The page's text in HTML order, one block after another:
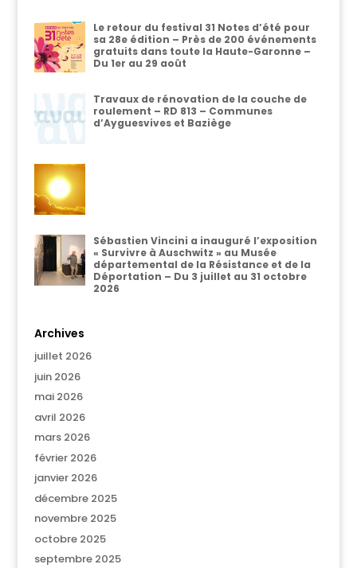
Le retour du festival 31 Notes d’été pour
sa 28e édition – Près de 200 événements
gratuits dans toute la Haute-Garonne –
Du 1er au 29 août
Travaux de rénovation de la couche de
roulement – RD 813 – Communes
d’Ayguesvives et Baziège
Sébastien Vincini a inauguré l’exposition
« Survivre à Auschwitz » au Musée
départemental de la Résistance et de la
Déportation – Du 3 juillet au 31 octobre
2026
Archives
juillet 2026
juin 2026
mai 2026
avril 2026
mars 2026
février 2026
janvier 2026
décembre 2025
novembre 2025
octobre 2025
septembre 2025